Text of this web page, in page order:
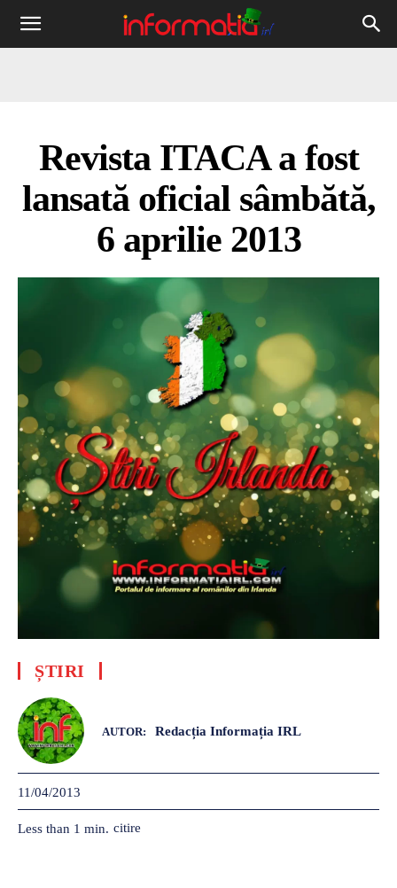
Informația
Revista ITACA a fost
lansată oficial sâmbătă,
6 aprilie 2013
ȘTIRI
AUTOR: Redacția Informația IRL
11/04/2013
Less than 1 min. citire